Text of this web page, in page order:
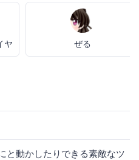
ヤ ぜる
と動かしたりできる素敵なツ